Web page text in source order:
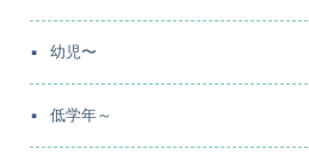
幼児〜
低学年～